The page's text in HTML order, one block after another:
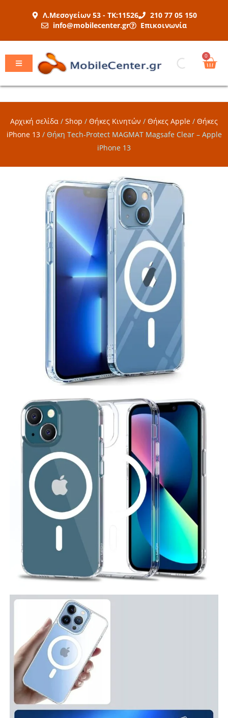
Λ.Μεσογείων 53 - ΤΚ:11526
210 77 05 150
info@mobilecenter.gr
Επικοινωνία
0
Αρχική σελίδα / Shop / Θήκες Κινητών / Θήκες Apple / Θήκες
iPhone 13/ Θήκη Tech-Protect MAGMAT Magsafe Clear – Apple
iPhone 13